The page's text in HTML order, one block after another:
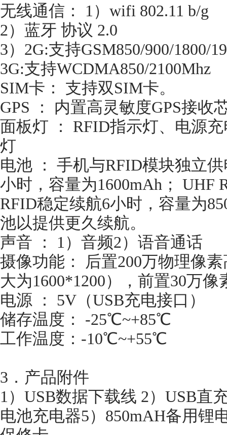
无线通信： 1）wifi 802.11 b/g
2）蓝牙 协议 2.0
3）2G:支持GSM850/900/1800/
3G:支持WCDMA850/2100Mhz
SIM卡： 支持双SIM卡。
GPS ： 内置高灵敏度GPS接收
面板灯 ： RFID指示灯、电源
灯
电池 ： 手机与RFID模块独立
小时，容量为1600mAh； UHF
RFID稳定续航6小时，容量为
池以提供更久续航。
声音 ： 1）音频2）语音通话
摄像功能： 后置200万物理像
大为1600*1200），前置30万像
电源 ： 5V（USB充电接口）
储存温度： -25℃~+85℃
工作温度：-10℃~+55℃
3．产品附件
1）USB数据下载线 2）USB直
电池充电器5）850mAH备用锂